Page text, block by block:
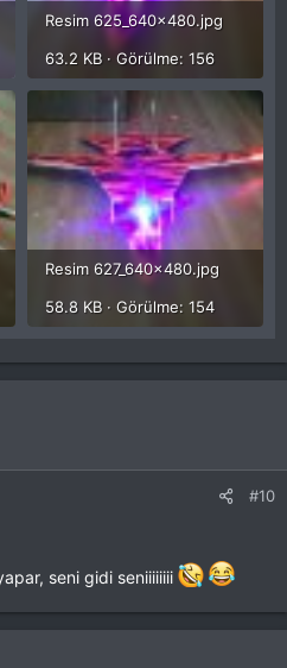
Resim 625_640x480.jpg
63.2 KB · Görülme: 156
Resim 627_640x480.jpg
58.8 KB · Görülme: 154
#10
seni gidi seniiiiiiii